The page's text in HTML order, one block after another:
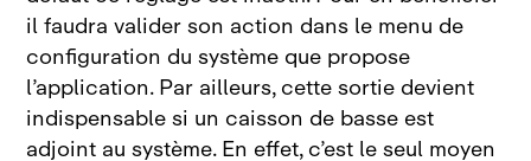
il faudra valider son action dans le menu de
configuration du système que propose
l’application. Par ailleurs, cette sortie devient
indispensable si un caisson de basse est
adjoint au système. En effet, c’est le seul moyen